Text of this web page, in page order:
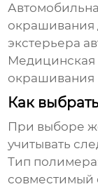
окрашивания
экстерьера
окрашивания
Как
При выборе
учитывать
Тип